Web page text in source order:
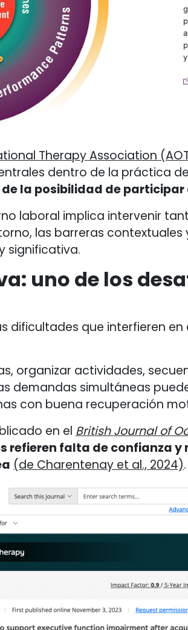
Therapy Association
dentro de la práctica
la posibilidad de
laboral implica intervenir
las barreras
significativa.
uno de los
dificultades que interfieren
organizar actividades,
demandas simultáneas
con buena recuperación
en el British Journal of
refieren falta de confianza
(de Charentenay et al., 2024).